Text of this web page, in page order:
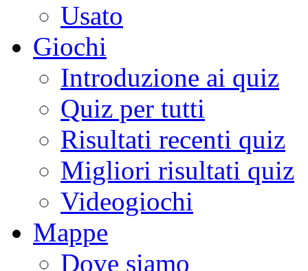
Usato
Giochi
Introduzione ai quiz
Quiz per tutti
Risultati recenti quiz
Migliori risultati quiz
Videogiochi
Mappe
Dove siamo